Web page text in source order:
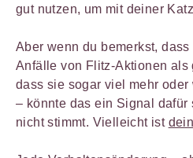
gut nutzen, um mit deiner
Aber wenn du bemerkst,
Anfälle von Flitz-Aktionen als
dass sie sogar viel mehr
– könnte das ein Signal dafür
nicht stimmt. Vielleicht ist